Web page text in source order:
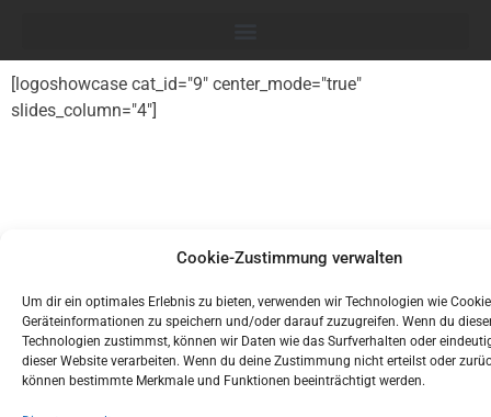
Cookie-Zustimmung verwalten
Um dir ein optimales Erlebnis zu bieten, verwenden wir Technologien wie
Geräteinformationen zu speichern und/oder darauf zuzugreifen. Wenn du
Technologien zustimmst, können wir Daten wie das Surfverhalten oder
dieser Website verarbeiten. Wenn du deine Zustimmung nicht erteilst oder
können bestimmte Merkmale und Funktionen beeinträchtigt werden.
[logoshowcase cat_id="9" center_mode="true"
slides_column="4"]